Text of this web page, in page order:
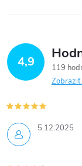
4,9
119
Zobraziť
5.12.2025